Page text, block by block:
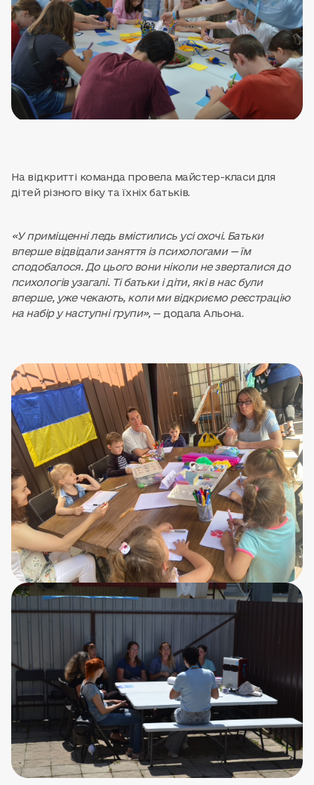
На відкритті команда провела майстер-класи для
дітей різного віку та їхніх батьків.
«У приміщенні ледь вмістились усі охочі. Батьки
вперше відвідали заняття із психологами — їм
сподобалося. До цього вони ніколи не зверталися до
психологів узагалі. Ті батьки і діти, які в нас були
вперше, уже чекають, коли ми відкриємо реєстрацію
на набір у наступні групи», — додала Альона.